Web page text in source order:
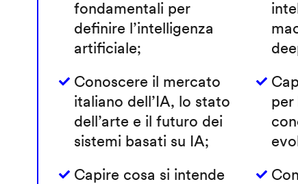
fondamentali per
definire l’intelligenza
artificiale;
Conoscere il mercato
italiano dell’IA, lo stato
dell’arte e il futuro dei
sistemi basati su IA;
per
Capire cosa si intende